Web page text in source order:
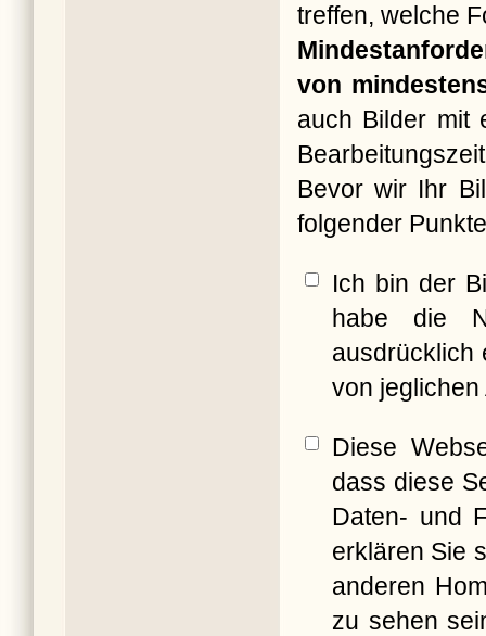
treffen, welche
von
auch Bilder mit
Bevor wir Ihr
folgender
Ich bin der
habe die
ausdrücklich
von
Diese
dass diese
Daten- und
erklären Sie
anderen
zu sehen